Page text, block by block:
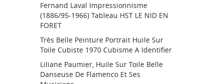
Fernand Laval Impressionnisme
(1886/95-1966) Tableau HST LE NID EN
FORET
Très Belle Peinture Portrait Huile Sur
Toile Cubiste 1970 Cubisme A Identifier
Liliane Paumier, Huile Sur Toile Belle
Danseuse De Flamenco Et Ses